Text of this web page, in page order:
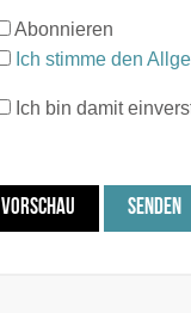
Abonnieren
Ich stimme den
Ich bin damit
VORSCHAU SENDEN